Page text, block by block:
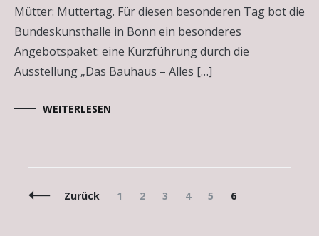
Mütter: Muttertag. Für diesen besonderen Tag bot die
Bundeskunsthalle in Bonn ein besonderes
Angebotspaket: eine Kurzführung durch die
Ausstellung „Das Bauhaus – Alles […]
WEITERLESEN
Beitragsnavigation
Zurück Seite
1 Seite
2 Seite
3 Seite
4 Seite
5 Seite
6